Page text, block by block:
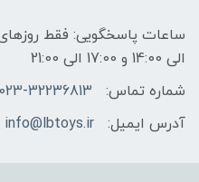
الی 14:00 و 17:00 الی 21:00
شماره تماس:
023-32236813 و 09198551429
آدرس ایمیل:
info@lbtoys.ir